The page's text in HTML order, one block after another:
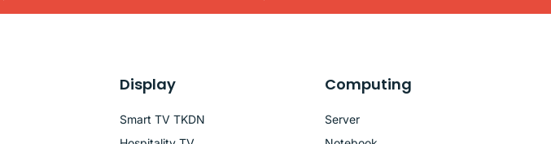
Display
Smart TV TKDN
Computing
Server